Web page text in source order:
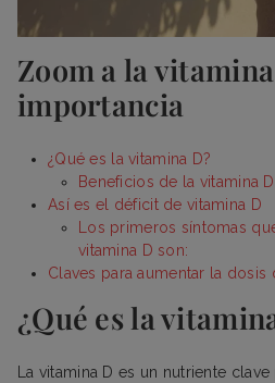
Zoom a la
importancia
¿Qué es la vitamina D?
Beneficios de la vitamina
Así es el déficit de vitamina D
Los primeros síntomas
vitamina D son:
Claves para aumentar la dosis
¿Qué es la
La vitamina D es un nutriente clave